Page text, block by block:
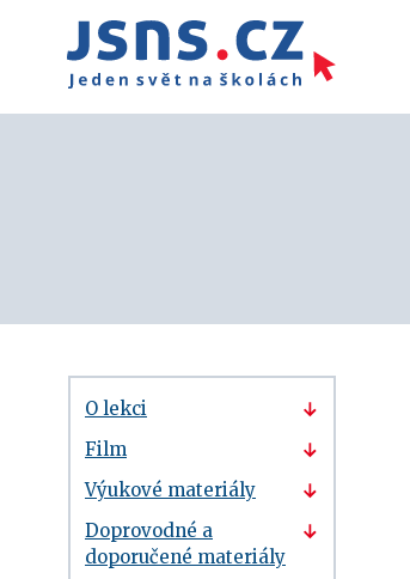
O lekci
Film
Výukové materiály
Doprovodné a
doporučené materiály